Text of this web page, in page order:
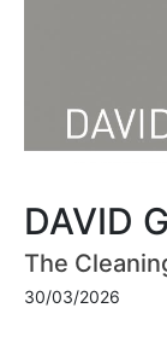
DAVID
The
30/03/2026